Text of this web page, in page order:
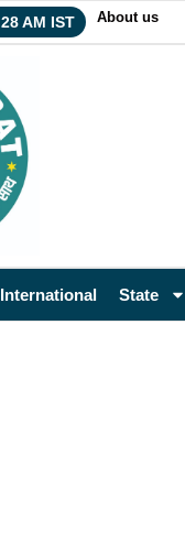
AM IST About us
International State